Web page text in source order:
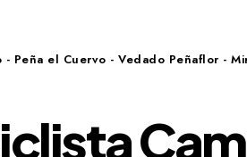
- Peña el Cuervo - Vedado Peñaflor -